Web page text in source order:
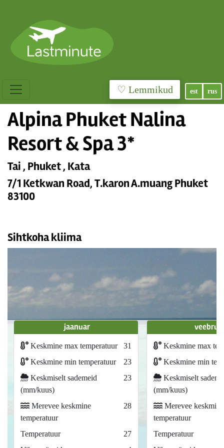
♡ Lemmikud est rus
Alpina Phuket Nalina
Resort & Spa 3*
Tai , Phuket , Kata
7/1 Ketkwan Road, T.karon A.muang Phuket
83100
Sihtkoha kliima
jaanuar
Keskmine max temperatuur
31
Keskmine min temperatuur
23
Keskmiselt sademeid
(mm/kuus)
23
Merevee keskmine
temperatuur
28
Temperatuur
27
Keskmine max
Keskmine min
Keskmiselt
(mm/kuus)
Merevee keskmine
temperatuur
Temperatuur